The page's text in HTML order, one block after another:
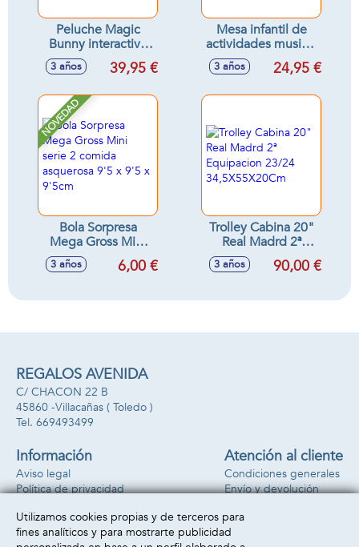
Peluche Magic
Bunny interactivo
con varita mágica y
accesorios 35 cm -
3 años 39,95 €
Mesa infantil de
actividades musical
40x32 cm
3 años 24,95 €
NOVEDAD
Bola Sorpresa
Mega Gross Mini
serie 2 comida
asquerosa 9'5 x 9'5
3 años 6,00 €
Trolley Cabina 20"
Real Madrd 2ª
Equipacion 23/24
34,5X55X20Cm
3 años 90,00 €
REGALOS AVENIDA
C/ CHACON 22 B
45860 -Villacañas ( Toledo )
669493499
Información
Aviso legal
Política de privacidad
Atención al cliente
Condiciones generales
Envío y devolución
Formas de pago
Utilizamos cookies propias y de terceros para
fines analíticos y para mostrarte publicidad